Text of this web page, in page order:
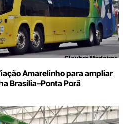
Amarelinho para ampliar
Brasília–Ponta Porã